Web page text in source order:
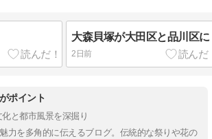
大森貝塚が大田区と品川区に
2日前
ポイント
と都市風景を深掘り
力を多角的に伝えるブログ。伝統的な祭りや花の